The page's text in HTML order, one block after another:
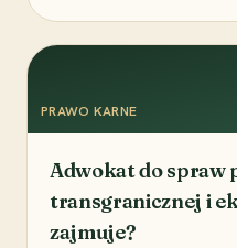
PRAWO KARNE
Adwokat do spraw
transgranicznej i
zajmuje?